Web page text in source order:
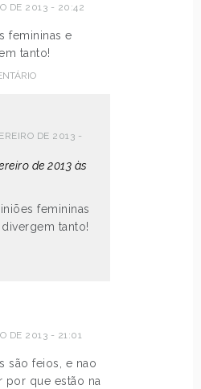
DE 2013 - 20:42
femininas e
tanto!
DE 2013 -
de 2013 às
femininas
tanto!
DE 2013 - 21:01
são feios, e nao
por que estão na